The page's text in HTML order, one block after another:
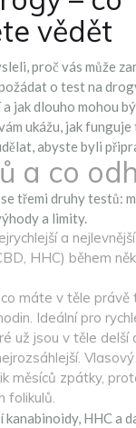
vědět
proč vás může
o test na
jak dlouho mohou
ukážu, jak
abyste byli
a co
třemi druhy testů:
a limity.
a
HHC) během
co máte v těle
Ideální pro
už jsou v těle delší
měsíců zpátky,
folikulů.
kanabinoidy, HHC a